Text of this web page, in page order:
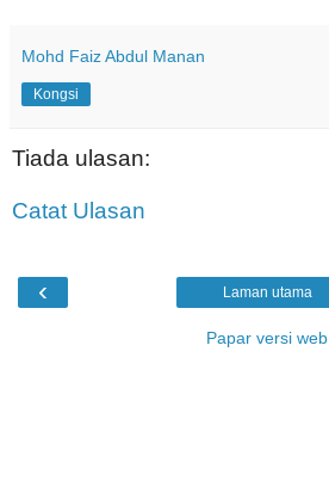
Mohd Faiz Abdul Manan
Kongsi
Tiada ulasan:
Catat Ulasan
‹ Laman utama
Papar versi web